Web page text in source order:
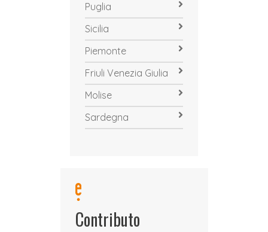
Puglia
Sicilia
Piemonte
Friuli Venezia Giulia
Molise
Sardegna
Contributo